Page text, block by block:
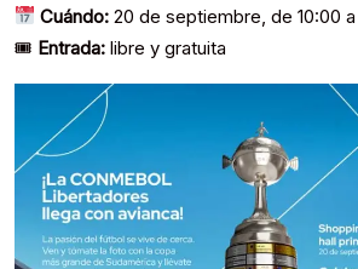
Cuándo: 20 de septiembre, de 10:00
🎟 Entrada: libre y gratuita